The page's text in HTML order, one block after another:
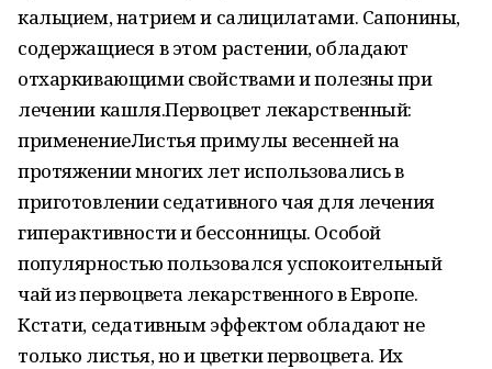
кальцием, натрием и салицилатами. Сапонины,
содержащиеся в этом растении, обладают
отхаркивающими свойствами и полезны при
лечении кашля.Первоцвет лекарственный:
применениеЛистья примулы весенней на
протяжении многих лет использовались в
приготовлении седативного чая для лечения
гиперактивности и бессонницы. Особой
популярностью пользовался успокоительный
чай из первоцвета лекарственного в Европе.
Кстати, седативным эффектом обладают не
только листья, но и цветки первоцвета. Их